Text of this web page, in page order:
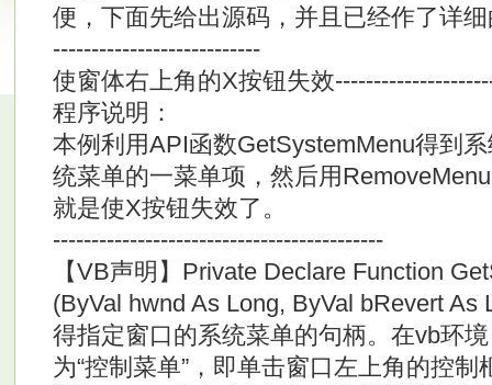
便，下面先给出源码，并且已经作了详
---------------------------
使窗体右上角的X按钮失效
程序说明：
本例利用API函数GetSystemMenu得到
统菜单的一菜单项，然后用
就是使X按钮失效了。
-------------------------------------------
【VB声明】Private Declare Function
(ByVal hwnd As Long, ByVal bRevert As
得指定窗口的系统菜单的句柄。在vb环
为“控制菜单”，即单击窗口左上角的控